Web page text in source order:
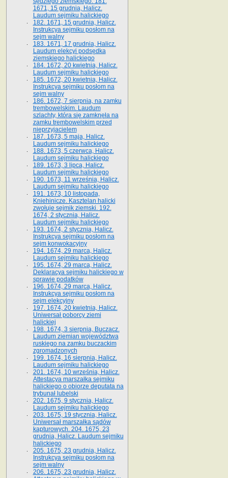
1671, 15 grudnia, Halicz.
Laudum sejmiku halickiego
182. 1671, 15 grudnia, Halicz.
Instrukcya sejmiku posłom na
sejm walny
183. 1671, 17 grudnia, Halicz.
Laudum elekcyi podsędka
ziemskiego halickiego
184. 1672, 20 kwietnia, Halicz.
Laudum sejmiku halickiego
185. 1672, 20 kwietnia, Halicz.
Instrukcya sejmiku posłom na
sejm walny
186. 1672, 7 sierpnia, na zamku
trembowelskim. Laudum
szlachty, która się zamknęła na
zamku trembowelskim przed
nieprzyjacielem
187. 1673, 5 maja, Halicz.
Laudum sejmiku halickiego
188. 1673, 5 czerwca, Halicz.
Laudum sejmiku halickiego
189. 1673, 3 lipca, Halicz.
Laudum sejmiku halickiego
190. 1673, 11 września, Halicz.
Laudum sejmiku halickiego
191. 1673, 10 listopada,
Kniehinicze. Kasztelan halicki
zwołuje sejmik ziemski. 192.
1674, 2 stycznia, Halicz.
Laudum sejmiku halickiego
193. 1674, 2 stycznia, Halicz.
Instrukcya sejmiku posłom na
sejm konwokacyjny
194. 1674, 29 marca, Halicz.
Laudum sejmiku halickiego
195. 1674, 29 marca, Halicz.
Deklaracya sejmiku halickiego w
sprawie podatków
196. 1674, 29 marca, Halicz.
Instrukcya sejmiku posłom na
sejm elekcyjny
197. 1674, 20 kwietnia, Halicz.
Uniwersał poborcy ziemi
halickiej
198. 1674, 3 sierpnia, Buczacz.
Laudum ziemian województwa
ruskiego na zamku buczackim
zgromadzonych
199. 1674, 16 sierpnia, Halicz.
Laudum sejmiku halickiego
201. 1674, 10 września, Halicz.
Attestacya marszałka sejmiku
halickiego o obiorze deputata na
trybunał lubelski
202. 1675, 9 stycznia, Halicz.
Laudum sejmiku halickiego
203. 1675, 19 stycznia, Halicz.
Uniwersał marszałka sądów
kapturowych. 204. 1675, 23
grudnia, Halicz. Laudum sejmiku
halickiego
205. 1675, 23 grudnia, Halicz.
Instrukcya sejmiku posłom na
sejm walny
206. 1675, 23 grudnia, Halicz.